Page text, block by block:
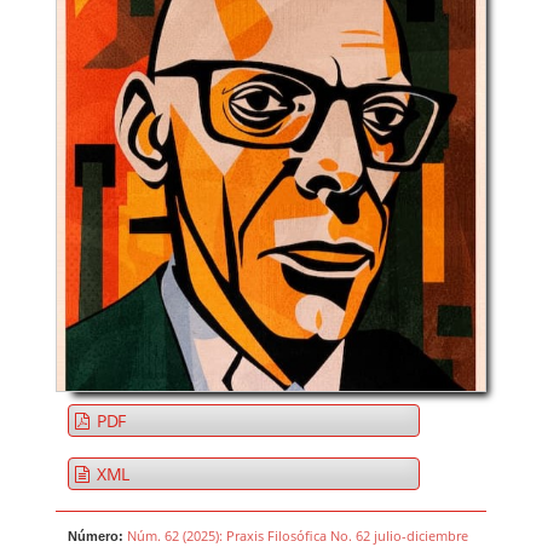
PDF
XML
Número: Núm. 62 (2025): Praxis Filosófica No. 62 julio-diciembre